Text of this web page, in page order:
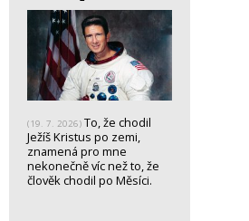
(19. 7. 2026) To, že chodil
Ježíš Kristus po zemi,
znamená pro mne
nekonečně víc než to, že
člověk chodil po Měsíci.